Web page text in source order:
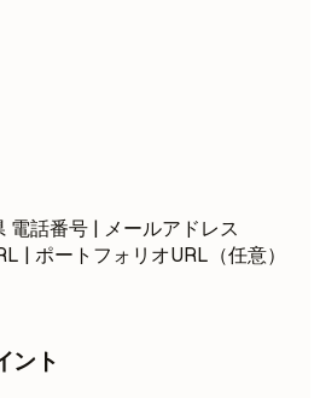
電話番号 | メールアドレス
| ポートフォリオURL（任意）
ント